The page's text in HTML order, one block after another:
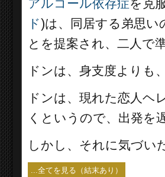
アルコール依存症を克
ド)は、同居する弟思い
とを提案され、二人で
ドンは、身支度よりも
ドンは、現れた恋人ヘ
くというので、出発を
しかし、それに気づい
...全てを見る（結末あり）